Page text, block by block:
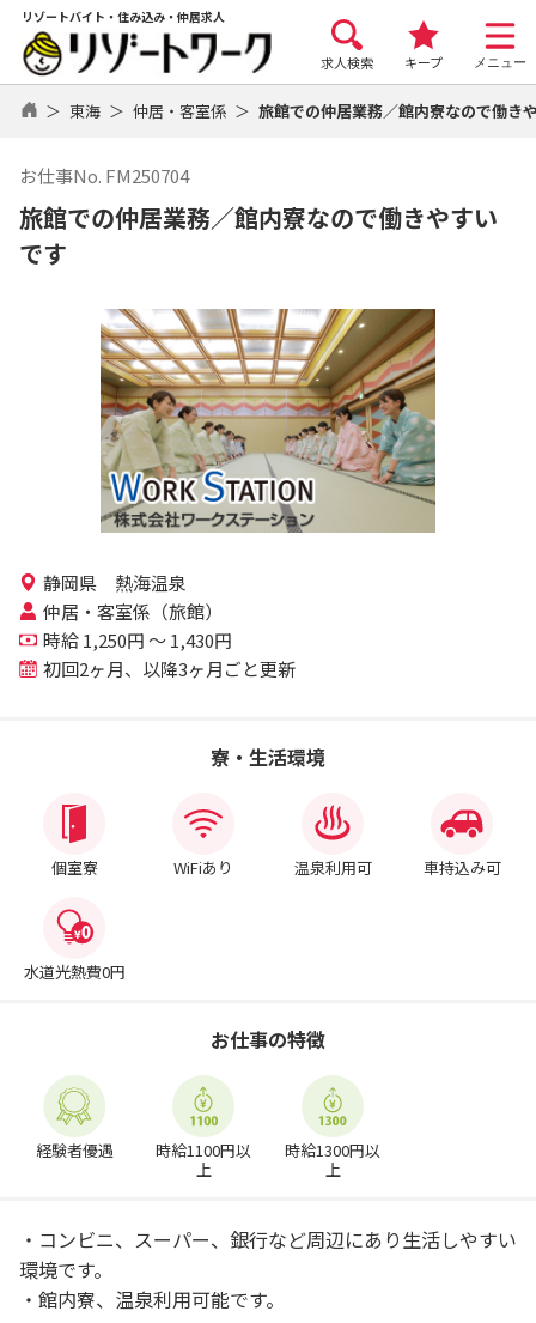
リゾートバイト・住み込み・仲居求人
求人検索 キープ メニュー
東海 仲居・客室係 旅館での仲居業務／館内寮なので働き
お仕事No. FM250704
旅館での仲居業務／館内寮なので働きやすい
です
静岡県 熱海温泉
仲居・客室係（旅館）
時給 1,250円 ～ 1,430円
初回2ヶ月、以降3ヶ月ごと更新
寮・生活環境
個室寮 WiFiあり 温泉利用可 車持込み可
水道光熱費0円
お仕事の特徴
経験者優遇
時給1100円以
上
時給1300円以
上
・コンビニ、スーパー、銀行など周辺にあり生活しやすい
環境です。
・館内寮、温泉利用可能です。